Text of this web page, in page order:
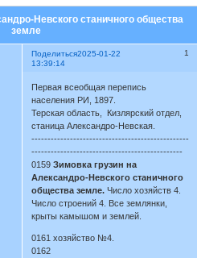
Невского станичного общества
земле
Поделиться 1
2025-01-22
13:39:14
Первая всеобщая перепись
населения РИ, 1897.
Терская область, Кизлярский отдел,
станица Александро-Невская.
-------------------------------------------------
-----------------------------------------------
0159Зимовка грузин на
Александро-Невского станичного
общества земле.Число хозяйств 4.
Число строений 4. Все землянки,
крыты камышом и землей.
0161 хозяйство №4.
0162